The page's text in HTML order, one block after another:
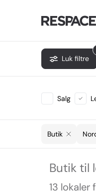
Luk filtre
Salg
Butik
Butik til
13 lokaler